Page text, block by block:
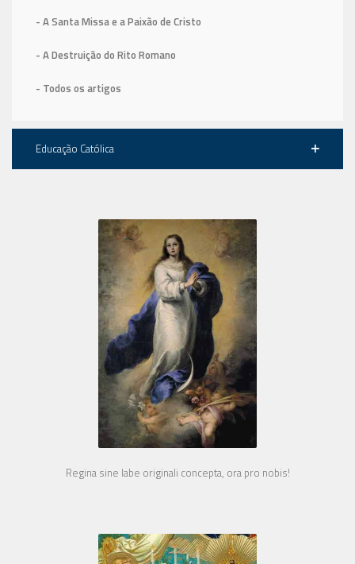
- A Santa Missa e a Paixão de Cristo
- A Destruição do Rito Romano
- Todos os artigos
Educação Católica
Regina sine labe originali concepta, ora pro nobis!